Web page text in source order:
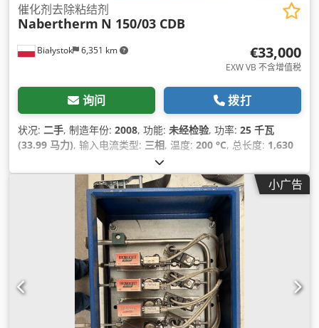
Białystok 6,351 km
催化剂去除粘结剂
Nabertherm N 150/03 CDB
€33,000
EXW VB 不含增值税
询问 拨打
状况: 二手, 制造年份: 2008, 功能: 未经检验, 功率: 25 千瓦
(33.99 马力), 输入电流类型: 三相, 温度: 200 °C, 总长度: 1,630
, 总高度:
克, 腔室数量:1, 控制类型:PLC 控制, 燃油类型:电动,
小广告